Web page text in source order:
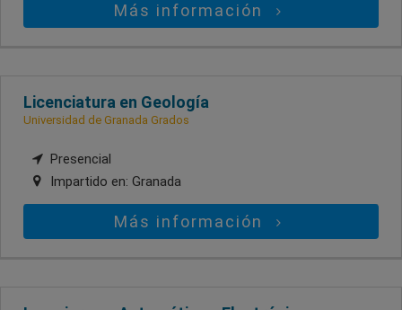
Más información
Licenciatura en Geología
Universidad de Granada Grados
Presencial
Impartido en: Granada
Más información